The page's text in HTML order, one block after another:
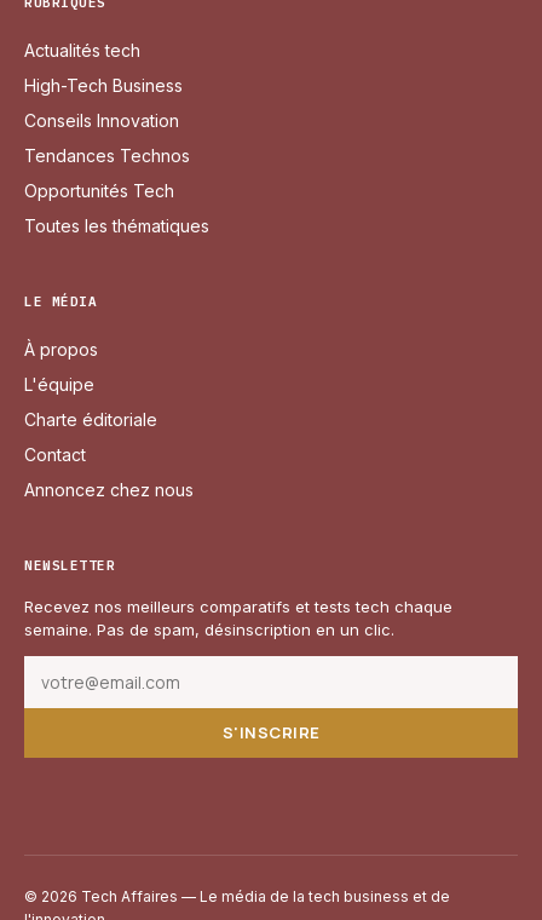
Actualités tech
High-Tech Business
Conseils Innovation
Tendances Technos
Opportunités Tech
Toutes les thématiques
LE MÉDIA
À propos
L'équipe
Charte éditoriale
Contact
Annoncez chez nous
NEWSLETTER
Recevez nos meilleurs comparatifs et tests tech chaque
semaine. Pas de spam, désinscription en un clic.
S'INSCRIRE
© 2026 Tech Affaires — Le média de la tech business et de